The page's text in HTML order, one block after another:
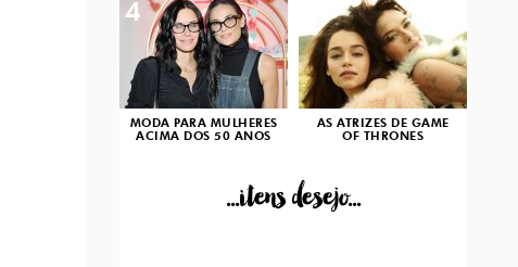
MODA PARA MULHERES
ACIMA DOS 50 ANOS
4
AS ATRIZES DE GAME
OF THRONES
...itens desejo...